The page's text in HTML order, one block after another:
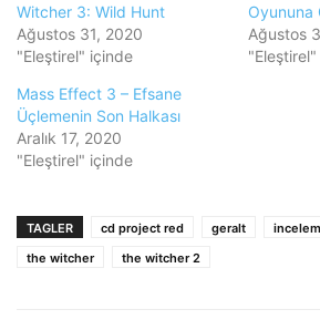
Witcher 3: Wild Hunt
Ağustos 31, 2020
"Eleştirel" içinde
Oyununa
Ağustos
Mass Effect 3 – Efsane
Üçlemenin Son Halkası
Aralık 17, 2020
"Eleştirel" içinde
TAGLER cd project red geralt
the witcher
the witcher 2